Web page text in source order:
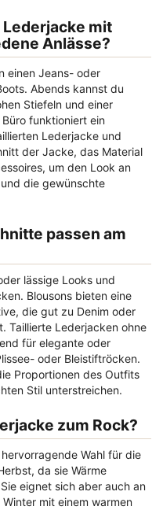
mit
Anlässe?
einen Jeans- oder
Abends kannst du
Stiefeln und einer
funktioniert ein
Lederjacke und
der Jacke, das Material
um den Look an
die gewünschte
passen am
lässige Looks und
Blousons bieten eine
die gut zu Denim oder
Taillierte Lederjacken ohne
für elegante oder
oder Bleistiftröcken.
Proportionen des Outfits
Stil unterstreichen.
zum Rock?
Wahl für die
da sie Wärme
eignet sich aber auch an
mit einem warmen